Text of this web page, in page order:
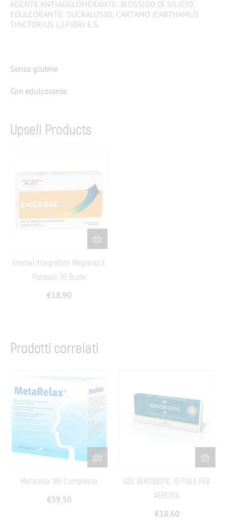
AGENTE ANTIAGGLOMERANTE: BIOSSIDO DI SILICIO;
EDULCORANTE: SUCRALOSIO; CARTAMO (CARTHAMUS
TINCTORIUS L.) FIORI E.S.
Senza glutine
Con edulcorante
Upsell Products
Enersal Integratore Magnesio E
Potassio 36 Buste
€18,90
Prodotti correlati
Metarelax 180 Compresse
€59,50
GSE AEROBIOTIC 10 FIALE PER
AEROSOL
€18,60